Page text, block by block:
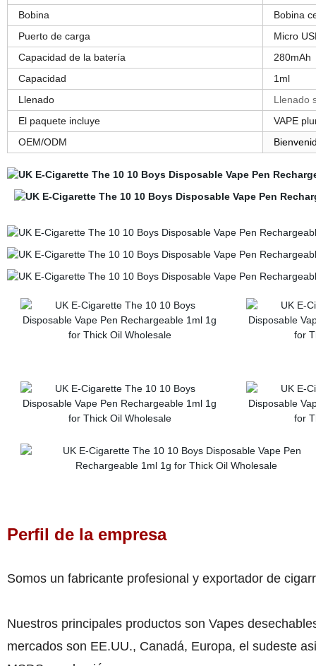
Bobina
Bobina
Puerto de carga
Micro
Capacidad de la batería
280mAh
Capacidad
1ml
Llenado
Llenado
El paquete incluye
VAPE
OEM/ODM
Perfil de la empresa
Somos un fabricante profesional y exportador de
Nuestros principales productos son Vapes
mercados son EE.UU., Canadá, Europa, el sudeste